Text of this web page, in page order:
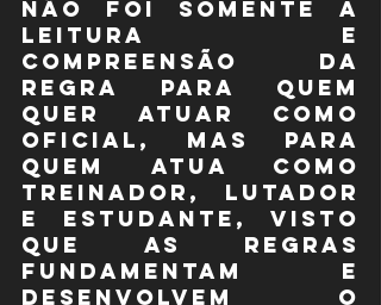
não foi somente a
leitura e
compreensão da
regra para quem
quer atuar como
oficial, mas para
quem atua como
treinador, lutador
e estudante, visto
que as regras
fundamentam e
desenvolvem o